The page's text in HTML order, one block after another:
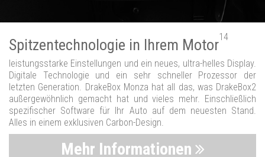
Spitzentechnologie in Ihrem Motor14
leistungsstarke Einstellungen und ein neues, ultra-helles Display.
Digitale Technologie und ein sehr schneller Prozessor der
letzten Generation. DrakeBox Monza hat all das, was DrakeBox2
außergewöhnlich gemacht hat und vieles mehr. Einschließlich
spezifischer Software für Ihr Auto auf dem neuesten Stand.
Alles in einem exklusiven Carbon-Design.
Mehr Informationen